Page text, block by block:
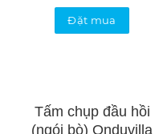
Đặt mua
Tấm chụp đầu hồi
(ngói bò) Onduvilla